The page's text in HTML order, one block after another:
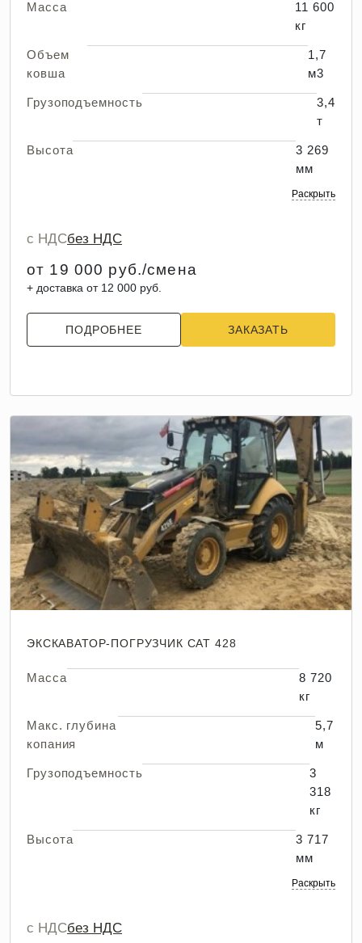
Масса
11 600
кг
Объем
ковша
1,7
м3
Грузоподъемность
3,4
т
Высота
3 269
мм
Раскрыть
с НДСбез НДС
от 19 000 руб./смена
+ доставка от 12 000 руб.
ПОДРОБНЕЕ ЗАКАЗАТЬ
ЭКСКАВАТОР-ПОГРУЗЧИК CAT 428
Масса
8 720
кг
Макс. глубина
копания
5,7
м
Грузоподъемность
3
318
кг
Высота
3 717
мм
Раскрыть
с НДСбез НДС